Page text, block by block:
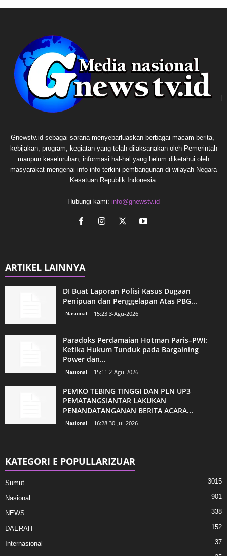
Gnewstv.id sebagai sarana menyebarluaskan berbagai macam berita,
kebijakan, program, kegiatan yang telah dilaksanakan oleh Pemerintah
maupun keseluruhan, informasi hal-hal yang belum diketahui oleh
masyarakat mengenai info-info terkini pembangunan di wilayah Negara
Kesatuan Republik Indonesia.
Hubungi kami: info@gnewstv.id
ARTIKEL LAINNYA
DI Buat Laporan Polisi Kasus Dugaan
Penipuan dan Penggelapan Atas PBG...
Nasional 15:23 3-Agu-2026
Paradoks Perdamaian Hotman Paris–PWI:
Ketika Hukum Tunduk pada Bargaining
Power dan...
Nasional 15:11 2-Agu-2026
PEMKO TEBING TINGGI DAN PLN UP3
PEMATANGSIANTAR LAKUKAN
PENANDATANGANAN BERITA ACARA...
Nasional 16:28 30-Jul-2026
KATEGORI E POPULLARIZUAR
Sumut 3015
Nasional 901
NEWS 338
DAERAH 152
Internasional 37